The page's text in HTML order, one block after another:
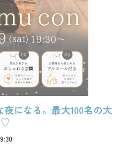
になる。最大100名の大